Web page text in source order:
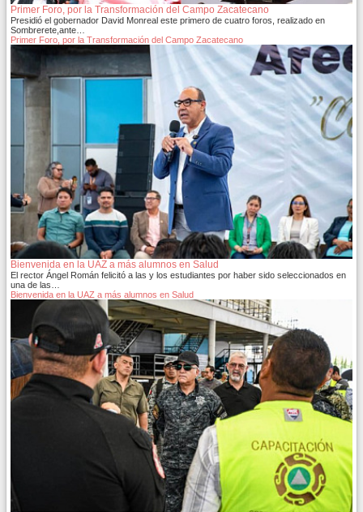
Primer Foro, por la Transformación del Campo Zacatecano
Presidió el gobernador David Monreal este primero de cuatro foros, realizado en
Sombrerete,ante…
Primer Foro, por la Transformación del Campo Zacatecano
Bienvenida en la UAZ a más alumnos en Salud
El rector Ángel Román felicitó a las y los estudiantes por haber sido seleccionados en
una de las…
Bienvenida en la UAZ a más alumnos en Salud